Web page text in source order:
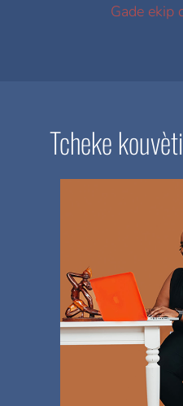
Gade ekip
Tcheke